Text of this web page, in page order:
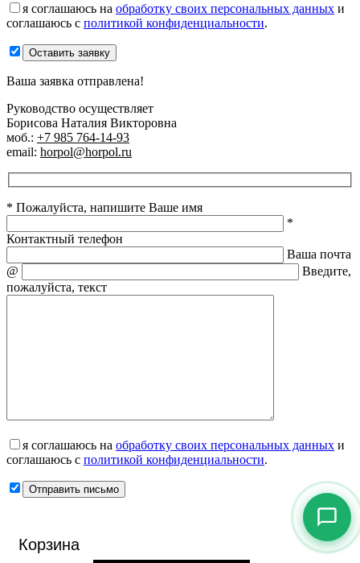
я соглашаюсь на обработку своих персональных данных и
соглашаюсь с политикой конфиденциальности.
Оставить заявку
Ваша заявка отправлена!
Руководство осуществляет
Борисова Наталия Викторовна
моб.: +7 985 764-14-93
email: horpol@horpol.ru
* Пожалуйста, напишите Ваше имя
*
Контактный телефон
Ваша почта
@
Введите,
пожалуйста, текст
я соглашаюсь на обработку своих персональных данных и
соглашаюсь с политикой конфиденциальности.
Корзина